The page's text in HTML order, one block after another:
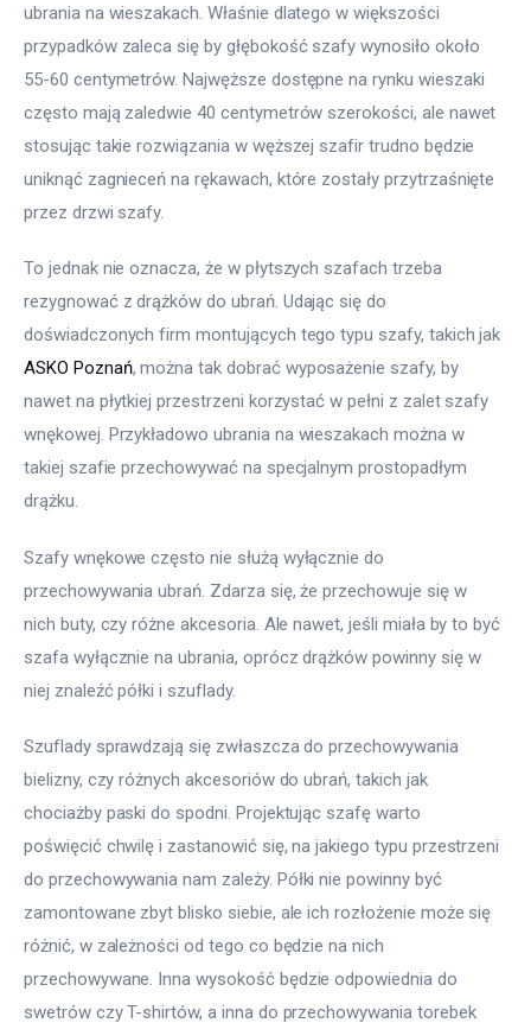
ubrania na wieszakach. Właśnie dlatego w większości
przypadków zaleca się by głębokość szafy wynosiło około
55-60 centymetrów. Najwęższe dostępne na rynku wieszaki
często mają zaledwie 40 centymetrów szerokości, ale nawet
stosując takie rozwiązania w węższej szafir trudno będzie
uniknąć zagnieceń na rękawach, które zostały przytrzaśnięte
przez drzwi szafy.
To jednak nie oznacza, że w płytszych szafach trzeba
rezygnować z drążków do ubrań. Udając się do
doświadczonych firm montujących tego typu szafy, takich jak
ASKO Poznań, można tak dobrać wyposażenie szafy, by
nawet na płytkiej przestrzeni korzystać w pełni z zalet szafy
wnękowej. Przykładowo ubrania na wieszakach można w
takiej szafie przechowywać na specjalnym prostopadłym
drążku.
Szafy wnękowe często nie służą wyłącznie do
przechowywania ubrań. Zdarza się, że przechowuje się w
nich buty, czy różne akcesoria. Ale nawet, jeśli miała by to być
szafa wyłącznie na ubrania, oprócz drążków powinny się w
niej znaleźć półki i szuflady.
Szuflady sprawdzają się zwłaszcza do przechowywania
bielizny, czy różnych akcesoriów do ubrań, takich jak
chociażby paski do spodni. Projektując szafę warto
poświęcić chwilę i zastanowić się, na jakiego typu przestrzeni
do przechowywania nam zależy. Półki nie powinny być
zamontowane zbyt blisko siebie, ale ich rozłożenie może się
różnić, w zależności od tego co będzie na nich
przechowywane. Inna wysokość będzie odpowiednia do
swetrów czy T-shirtów, a inna do przechowywania torebek